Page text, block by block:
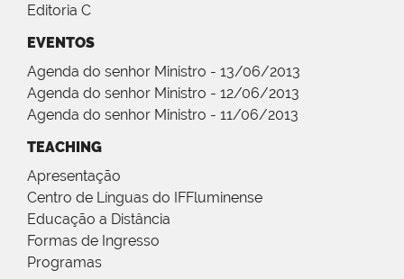
Editoria C
EVENTOS
Agenda do senhor Ministro - 13/06/2013
Agenda do senhor Ministro - 12/06/2013
Agenda do senhor Ministro - 11/06/2013
TEACHING
Apresentação
Centro de Línguas do IFFluminense
Educação a Distância
Formas de Ingresso
Programas